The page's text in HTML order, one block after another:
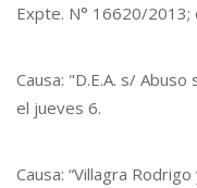
Expte. N° 16620/2013;
Causa: "D.E.A. s/
el jueves 6.
Causa: “Villagra